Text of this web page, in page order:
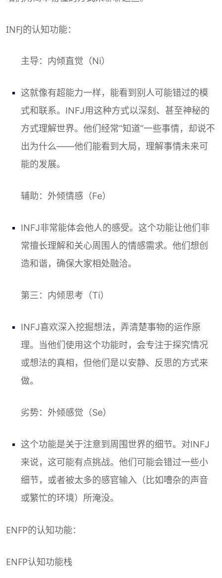
INFJ的认知功能：
主导：内倾直觉（Ni）
这就像有超能力一样，能看到别人可能错过的模
式和联系。INFJ用这种方式以深刻、甚至神秘的
方式理解世界。他们经常“知道”一些事情，却说不
出为什么——他们能看到大局，理解事情未来可
能的发展。
辅助：外倾情感（Fe）
INFJ非常能体会他人的感受。这个功能让他们非
常擅长理解和关心周围人的情感需求。他们想创
造和谐，确保大家相处融洽。
第三：内倾思考（Ti）
INFJ喜欢深入挖掘想法，弄清楚事物的运作原
理。当他们使用这个功能时，会专注于探究情况
或想法的真相，但他们是以安静、反思的方式来
做。
劣势：外倾感觉（Se）
这个功能是关于注意到周围世界的细节。对INFJ
来说，这可能有点挑战。他们可能会错过一些小
细节，或者被太多的感官输入（比如嘈杂的声音
或繁忙的环境）所淹没。
ENFP的认知功能：
ENFP认知功能栈